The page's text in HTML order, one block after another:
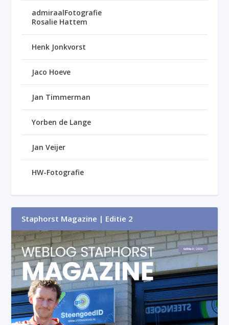
admiraalFotografie
Rosalie Hattem
Henk Jonkvorst
Jaco Hoeve
Jan Timmerman
Yorben de Lange
Jan Veijer
HW-Fotografie
Staphorst Magazine | Editie 2